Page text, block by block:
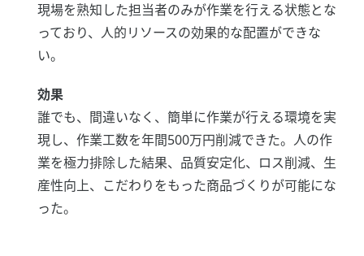
現場を熟知した担当者のみが作業を行える状態とな
っており、人的リソースの効果的な配置ができな
い。
効果
誰でも、間違いなく、簡単に作業が行える環境を実
現し、作業工数を年間500万円削減できた。人の作
業を極力排除した結果、品質安定化、ロス削減、生
産性向上、こだわりをもった商品づくりが可能にな
った。